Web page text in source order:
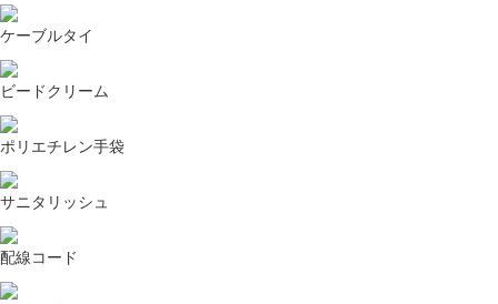
ケーブルタイ
ビードクリーム
ポリエチレン手袋
サニタリッシュ
配線コード